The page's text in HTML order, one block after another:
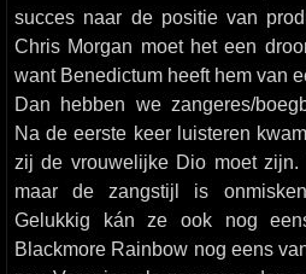
succes naar de positie van
Chris Morgan moet het een
want Benedictum heeft hem van
Dan hebben we zangeres/
Na de eerste keer luisteren
zij de vrouwelijke Dio moet zijn.
maar de zangstijl is
Gelukkig kán ze ook nog
Blackmore Rainbow nog eens